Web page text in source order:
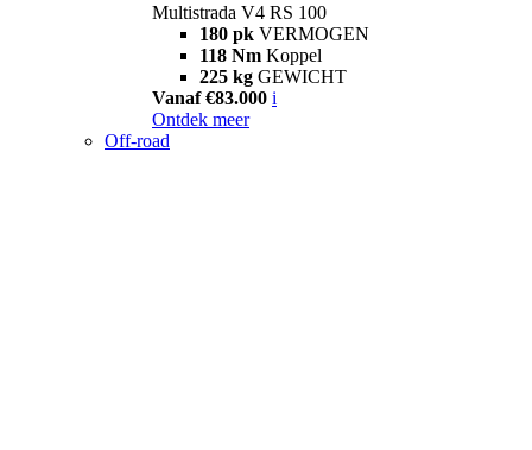
Multistrada V4 RS 100
180 pk VERMOGEN
118 Nm Koppel
225 kg GEWICHT
Vanaf €83.000 i
Ontdek meer
Off-road